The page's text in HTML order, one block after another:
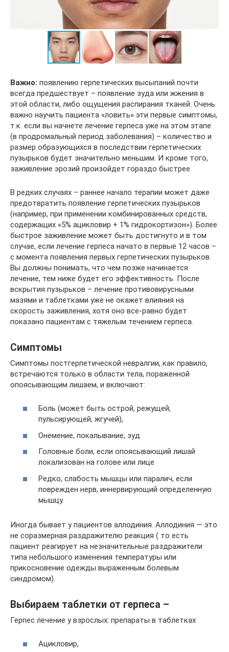
Важно: появлению герпетических высыпаний почти
всегда предшествует – появление зуда или жжения в
этой области, либо ощущения распирания тканей. Очень
важно научить пациента «ловить» эти первые симптомы,
т.к. если вы начнете лечение герпеса уже на этом этапе
(в продромальный период заболевания) – количество и
размер образующихся в последствии герпетических
пузырьков будет значительно меньшим. И кроме того,
заживление эрозий произойдет гораздо быстрее.
В редких случаях – раннее начало терапии может даже
предотвратить появление герпетических пузырьков
(например, при применении комбинированных средств,
содержащих «5% ацикловир + 1% гидрокортизон»). Более
быстрое заживление может быть достигнуто и в том
случае, если лечение герпеса начато в первые 12 часов –
с момента появления первых герпетических пузырьков.
Вы должны понимать, что чем позже начинается
лечение, тем ниже будет его эффективность. После
вскрытия пузырьков – лечение противовирусными
мазями и таблетками уже не окажет влияния на
скорость заживления, хотя оно все-равно будет
показано пациентам с тяжелым течением герпеса.
Симптомы
Симптомы постгерпетической невралгии, как правило,
встречаются только в области тела, пораженной
опоясывающим лишаем, и включают:
Боль (может быть острой, режущей,
пульсирующей, жгучей),
Онемение, покалывание, зуд
Головные боли, если опоясывающий лишай
локализован на голове или лице
Редко, слабость мышцы или паралич, если
поврежден нерв, иннервирующий определенную
мышцу.
Иногда бывает у пациентов аллодиния. Аллодиния — это
не соразмерная раздражителю реакция ( то есть
пациент реагирует на незначительные раздражители
типа небольшого изменения температуры или
прикосновение одежды выраженным болевым
синдромом).
Выбираем таблетки от герпеса –
Герпес лечение у взрослых: препараты в таблетках
Ацикловир,